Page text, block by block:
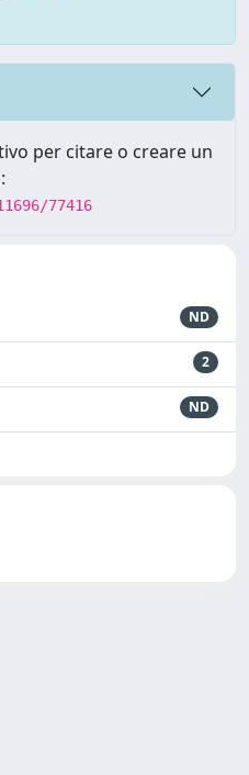
per citare o creare un
77416
ND
2
ND